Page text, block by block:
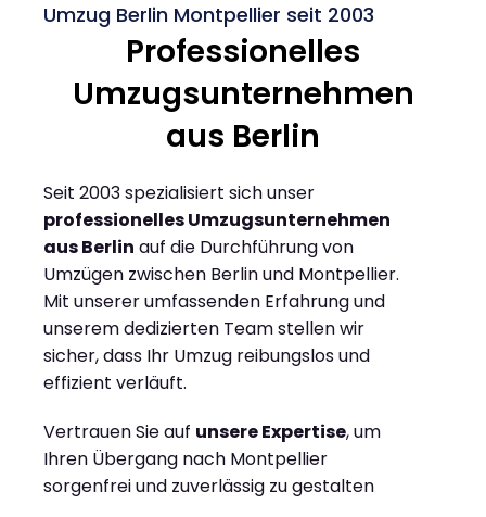
Umzug Berlin Montpellier seit 2003
Professionelles
Umzugsunternehmen
aus Berlin
Seit 2003 spezialisiert sich unser
professionelles Umzugsunternehmen
aus Berlin auf die Durchführung von
Umzügen zwischen Berlin und Montpellier.
Mit unserer umfassenden Erfahrung und
unserem dedizierten Team stellen wir
sicher, dass Ihr Umzug reibungslos und
effizient verläuft.
Vertrauen Sie auf unsere Expertise, um
Ihren Übergang nach Montpellier
sorgenfrei und zuverlässig zu gestalten